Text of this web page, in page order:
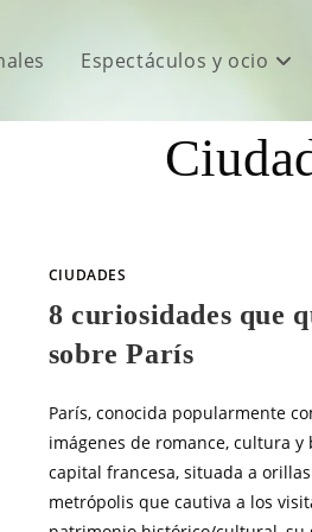
Espectáculos y ocio
CIUDADES
8 curiosidades que
sobre París
París, conocida popularmente
imágenes de romance, cultura y
capital francesa, situada a
metrópolis que cautiva a los